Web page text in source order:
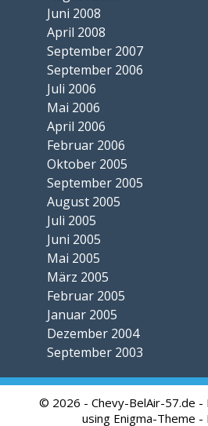
Juni 2008
April 2008
September 2007
September 2006
Juli 2006
Mai 2006
April 2006
Februar 2006
Oktober 2005
September 2005
August 2005
Juli 2005
Juni 2005
Mai 2005
März 2005
Februar 2005
Januar 2005
Dezember 2004
September 2003
© 2026 - Chevy-BelAir-57.de -
using Enigma-Theme -